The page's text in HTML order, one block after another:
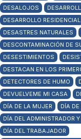
DESALOJOS
DESARROLLO RESIDENCIAL
DESASTRES NATURALES
DESCONTAMINACIÓN DE
DESESTIMIENTOS
DESTACAN EN LOS
DETECTORES DE HUMO
DEVUELVEME MI CASA
DÍA DE LA MUJER
DÍA
DÍA DEL ADMINISTRADOR
DÍA DEL TRABAJADOR